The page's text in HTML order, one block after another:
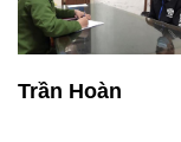
Trần Hoàn